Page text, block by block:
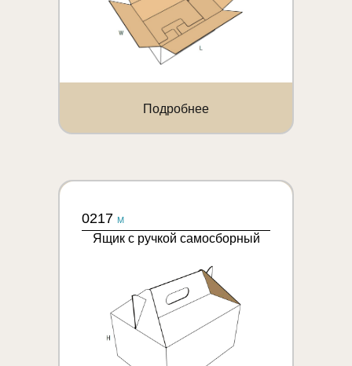
Подробнее
0217 M
Ящик с ручкой самосборный